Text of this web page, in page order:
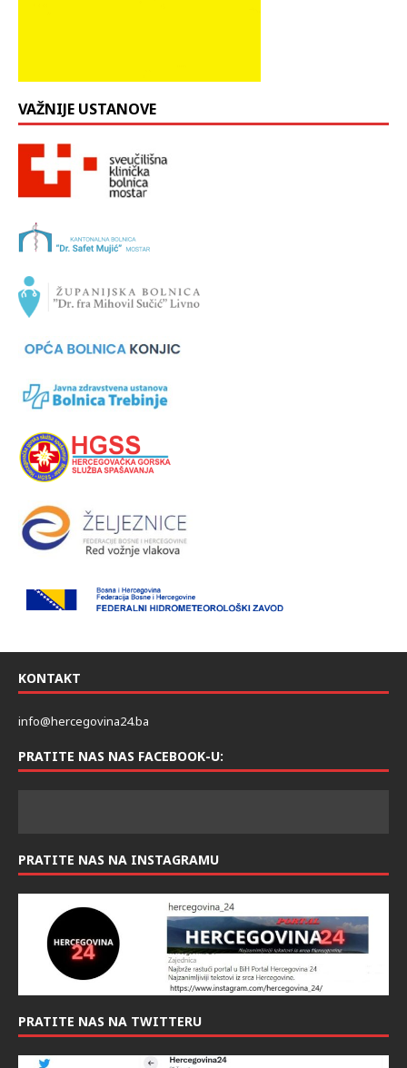
VAŽNIJE USTANOVE
KONTAKT
info@hercegovina24.ba
PRATITE NAS NAS FACEBOOK-U:
PRATITE NAS NA INSTAGRAMU
PRATITE NAS NA TWITTERU